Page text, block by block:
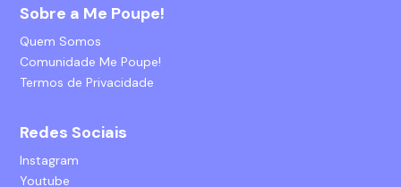
Sobre a Me Poupe!
Quem Somos
Comunidade Me Poupe!
Termos de Privacidade
Redes Sociais
Instagram
Youtube